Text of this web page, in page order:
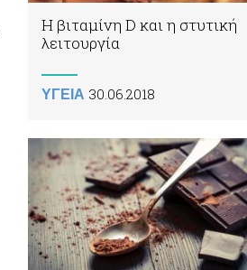
Η βιταμίνη D και η στυτική
λειτουργία
ΥΓΕΙΑ 30.06.2018